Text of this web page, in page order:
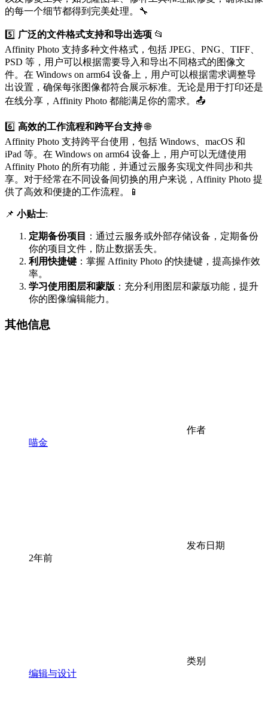
的每一个细节都得到完美处理。🔧
5️⃣ 广泛的文件格式支持和导出选项 📂
Affinity Photo 支持多种文件格式，包括 JPEG、PNG、TIFF、
PSD 等，用户可以根据需要导入和导出不同格式的图像文
件。在 Windows on arm64 设备上，用户可以根据需求调整导
出设置，确保每张图像都符合展示标准。无论是用于打印还是
在线分享，Affinity Photo 都能满足你的需求。📤
6️⃣ 高效的工作流程和跨平台支持🌐
Affinity Photo 支持跨平台使用，包括 Windows、macOS 和
iPad 等。在 Windows on arm64 设备上，用户可以无缝使用
Affinity Photo 的所有功能，并通过云服务实现文件同步和共
享。对于经常在不同设备间切换的用户来说，Affinity Photo 提
供了高效和便捷的工作流程。📱
📌 小贴士:
定期备份项目
：通过云服务或外部存储设备，定期备份
你的项目文件，防止数据丢失。
利用快捷键 ：掌握 Affinity Photo 的快捷键，提高操作效
率。
学习使用图层和蒙版 ：充分利用图层和蒙版功能，提升
你的图像编辑能力。
其他信息
作者
喵金
发布日期
2年前
类别
编辑与设计